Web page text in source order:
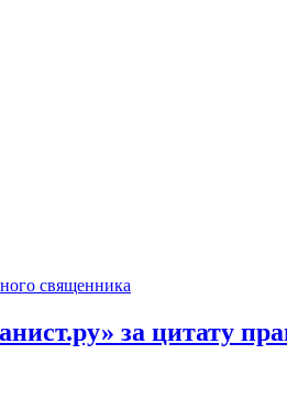
за цитату